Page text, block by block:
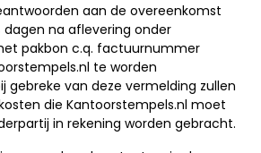
aan de overeenkomst
dagen na aflevering onder
pakbon c.q. factuurnummer
te worden
gebreke van deze vermelding zullen
die Kantoorstempels.nl moet
in rekening worden gebracht.